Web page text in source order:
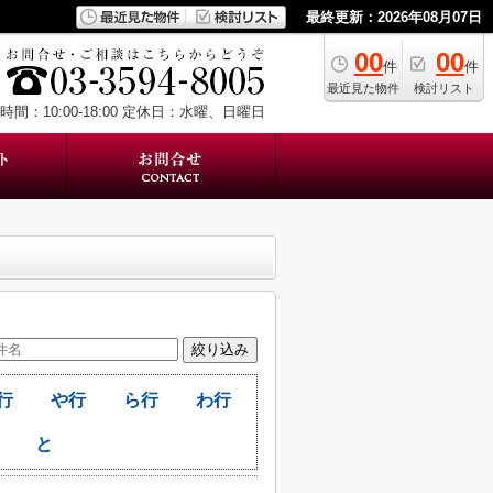
最終更新：2026年08月07日
00件
最近見た物件
00件
検討リスト
間：10:00-18:00 定休日：水曜、日曜日
や行 ら行 わ行
と